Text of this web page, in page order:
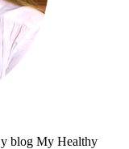
y blog My Healthy